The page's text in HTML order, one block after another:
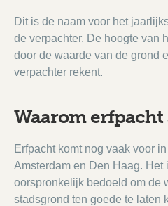
Dit is de naam voor het
de verpachter. De hoogte van
door de waarde van de grond
verpachter rekent.
Waarom erfpacht
Erfpacht komt nog vaak voor
Amsterdam en Den Haag. Het
oorspronkelijk bedoeld om de
stadsgrond ten goede te laten